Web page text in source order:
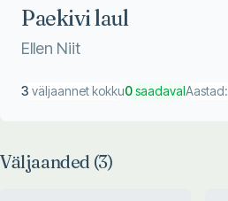
Paekivi laul
Ellen Niit
3 väljaannet kokku0saadavalAastad:
Väljaanded (3)